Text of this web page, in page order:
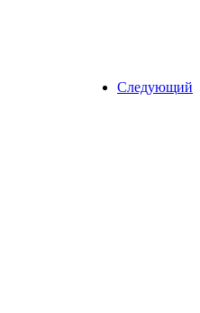
Следующий